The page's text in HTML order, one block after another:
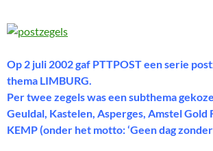
Op 2 juli 2002 gaf PTTPOST een serie
thema LIMBURG.
Per twee zegels was een subthema
Geuldal, Kastelen, Asperges, Amstel Gold
KEMP (onder het motto: ‘Geen dag